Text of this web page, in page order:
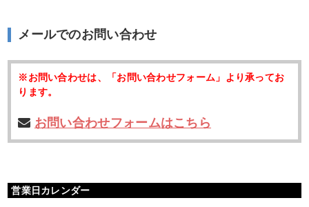
メールでのお問い合わせ
※お問い合わせは、「お問い合わせフォーム」より承ってお
ります。
お問い合わせフォームはこちら
営業日カレンダー